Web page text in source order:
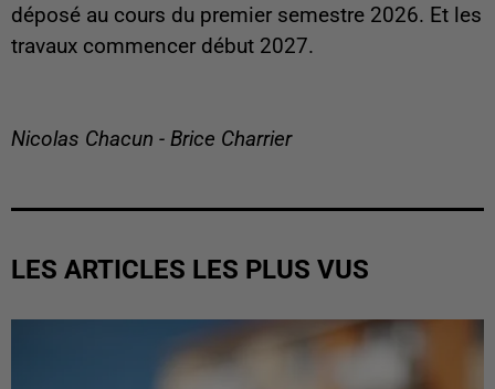
déposé au cours du premier semestre 2026. Et les
travaux commencer début 2027.
Nicolas Chacun - Brice Charrier
LES ARTICLES LES PLUS VUS